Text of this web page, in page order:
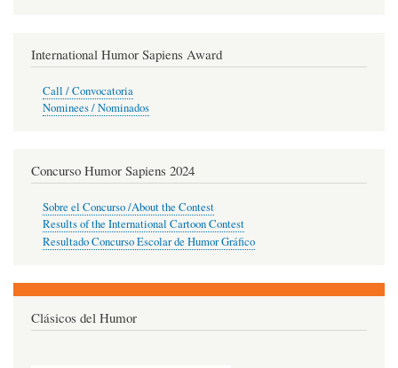
International Humor Sapiens Award
Call / Convocatoria
Nominees / Nominados
Concurso Humor Sapiens 2024
Sobre el Concurso /About the Contest
Results of the International Cartoon Contest
Resultado Concurso Escolar de Humor Gráfico
Clásicos del Humor